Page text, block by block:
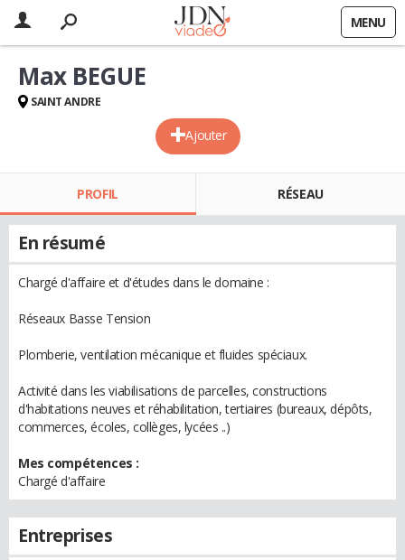
MENU
Ajouter
Max BEGUE
SAINT ANDRE
PROFIL RÉSEAU
En résumé
Chargé d'affaire et d'études dans le domaine :
Réseaux Basse Tension
Plomberie, ventilation mécanique et fluides spéciaux.
Activité dans les viabilisations de parcelles, constructions
d'habitations neuves et réhabilitation, tertiaires (bureaux, dépôts,
commerces, écoles, collèges, lycées ..)
Mes compétences :
Chargé d'affaire
Entreprises